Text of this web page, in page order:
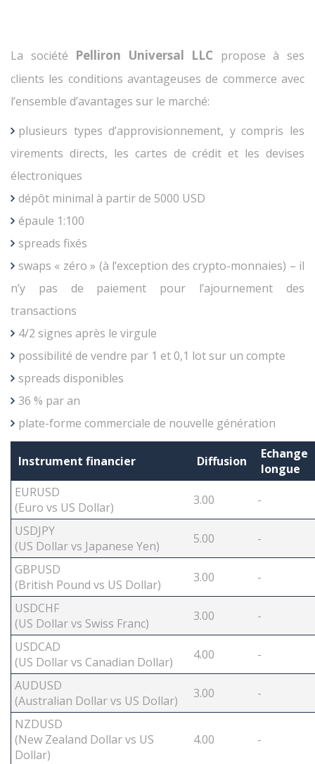
La société Pelliron Universal LLC propose à ses
clients les conditions avantageuses de commerce avec
l’ensemble d’avantages sur le marché:
plusieurs types d’approvisionnement, y compris les
virements directs, les cartes de crédit et les devises
électroniques
dépôt minimal à partir de 5000 USD
épaule 1:100
spreads fixés
swaps « zéro » (à l’exception des crypto-monnaies) – il
n’y pas de paiement pour l’ajournement des
transactions
4/2 signes après le virgule
possibilité de vendre par 1 et 0,1 lot sur un compte
spreads disponibles
36 % par an
plate-forme commerciale de nouvelle génération
Instrument financier Diffusion
Echange
longue
EURUSD
(Euro vs US Dollar)
3.00
-
USDJPY
(US Dollar vs Japanese Yen)
5.00
-
GBPUSD
(British Pound vs US Dollar)
3.00
-
USDCHF
(US Dollar vs Swiss Franc)
3.00
-
USDCAD
(US Dollar vs Canadian Dollar)
4.00
-
AUDUSD
(Australian Dollar vs US Dollar)
3.00
-
NZDUSD
(New Zealand Dollar vs US
Dollar)
4.00 -